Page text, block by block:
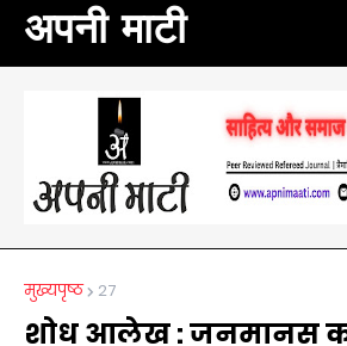
अपनी माटी
मुख्यपृष्ठ 27
शोध आलेख : जनमानस